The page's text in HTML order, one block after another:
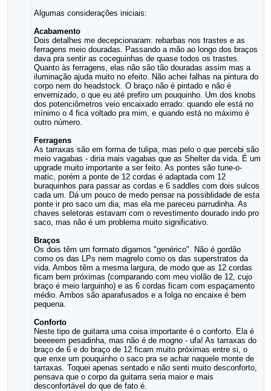
Algumas considerações iniciais:
Acabamento
Dois detalhes me decepcionaram: rebarbas nos trastes e as
ferragens meio douradas. Passando a mão ao longo dos braços
dava pra sentir as coceguinhas de quase todos os trastes.
Quanto às ferragens, elas não são tão douradas assim mas a
iluminação ajuda muito no efeito. Não achei falhas na pintura do
corpo nem do headstock. O braço não é pintado e não é
envernizado, o que eu até prefiro um pouquinho. Um dos knobs
dos potenciômetros veio encaixado errado: quando ele está no
mínimo o 4 fica voltado pra mim, e quando está no máximo é
outro número.
Ferragens
As tarraxas são em forma de tulipa, mas pelo o que percebi são
meio vagabas - diria mais vagabas que as Shelter da vida. É um
upgrade muito importante a ser feito. As pontes são tune-o-
matic, porém a ponte de 12 cordas é adaptada com 12
buraquinhos para passar as cordas e 6 saddles com dois sulcos
cada um. Dá um pouco de medo pensar na possiblidade de esta
ponte ir pro saco um dia, mas ela me pareceu parrudinha. As
chaves seletoras estavam com o revestimento dourado indo pro
saco, mas não é um problema muito significativo.
Braços
Os dois têm um formato digamos "genérico". Não é gordão
como os das LPs nem magrelo como os das superstratos da
vida. Ambos têm a mesma largura, de modo que as 12 cordas
ficam bem próximas (comparando com meu violão de 12, cujo
braço é meio larguinho) e as 6 cordas ficam com espaçamento
médio. Ambos são aparafusados e a folga no encaixe é bem
pequena.
Conforto
Neste tipo de guitarra uma coisa importante é o conforto. Ela é
beeeeem pesadinha, mas não é de mogno - ufa! As tarraxas do
braço de 6 e do braço de 12 ficam muito próximas entre si, o
que enxe um pouquinho o saco pra se achar naquele monte de
tarraxas. Toquei apenas sentado e não senti muito desconforto,
pensava que o corpo da guitarra seria maior e mais
desconfortável do que de fato é.